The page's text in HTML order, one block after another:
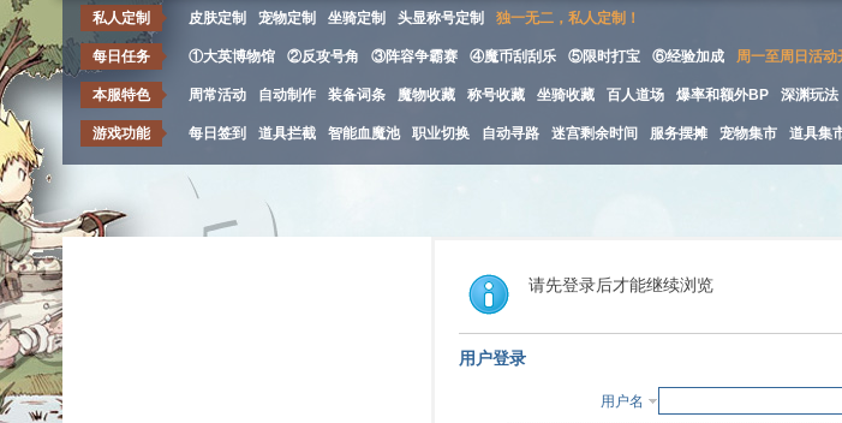
私人定制 皮肤定制 宠物定制 坐骑定制 头显称号定制 独一无二，私人定制！
每日任务 ①大英博物馆 ②反攻号角 ③阵容争霸赛 ④魔币刮刮乐 ⑤限时打宝 ⑥经验加成 周一至周日活动
本服特色 周常活动 自动制作 装备词条 魔物收藏 称号收藏 坐骑收藏 百人道场 爆率和额外BP 深渊玩法
游戏功能 每日签到 道具拦截 智能血魔池 职业切换 自动寻路 迷宫剩余时间 服务摆摊 宠物集市 道具集
请先登录后才能继续浏览
用户登录
用户名